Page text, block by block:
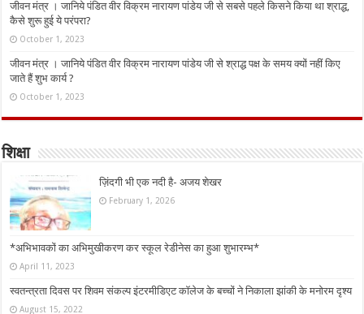
जीवन मंत्र । जानिये पंडित वीर विक्रम नारायण पांडेय जी से सबसे पहले किसने किया था श्राद्ध,
कैसे शुरू हुई ये परंपरा?
October 1, 2023
जीवन मंत्र । जानिये पंडित वीर विक्रम नारायण पांडेय जी से श्राद्ध पक्ष के समय क्यों नहीं किए
जाते हैं शुभ कार्य ?
October 1, 2023
शिक्षा
ज़िंदगी भी एक नदी है- अजय शेखर
February 1, 2026
*अभिभावकों का अभिमुखीकरण कर स्कूल रेडीनेस का हुआ शुभारम्भ*
April 11, 2023
स्वतन्त्रता दिवस पर शिवम संकल्प इंटरमीडिएट कॉलेज के बच्चों ने निकाला झांकी के मनोरम दृश्य
August 15, 2022